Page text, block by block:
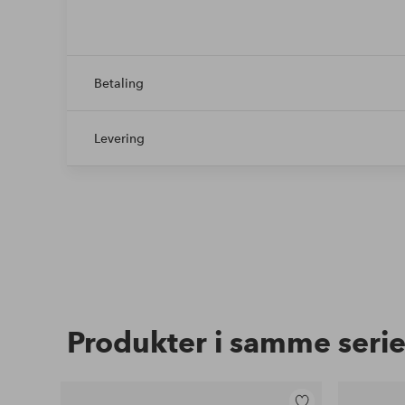
Betaling
Levering
Produkter i samme serie